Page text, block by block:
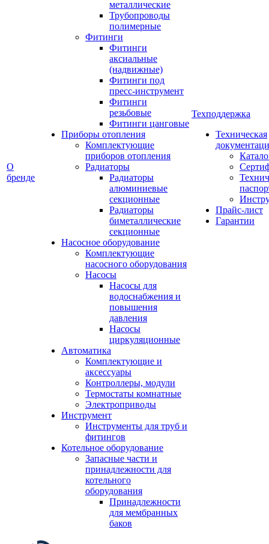
О
бренде
металлические
Трубопроводы
полимерные
Фитинги
Фитинги
аксиальные
(надвижные)
Фитинги под
пресс-инструмент
Фитинги
резьбовые
Фитинги цанговые
Приборы отопления
Комплектующие
приборов отопления
Радиаторы
Радиаторы
алюминиевые
секционные
Радиаторы
биметаллические
секционные
Насосное оборудование
Комплектующие
насосного оборудования
Насосы
Насосы для
водоснабжения и
повышения
давления
Насосы
циркуляционные
Автоматика
Комплектующие и
аксессуары
Контроллеры, модули
Термостаты комнатные
Электроприводы
Инструмент
Инструменты для труб и
фитингов
Котельное оборудование
Запасные части и
принадлежности для
котельного
оборудования
Принадлежности
для мембранных
баков
Техподдержка
Техническая
Прайс-лист
Гарантии